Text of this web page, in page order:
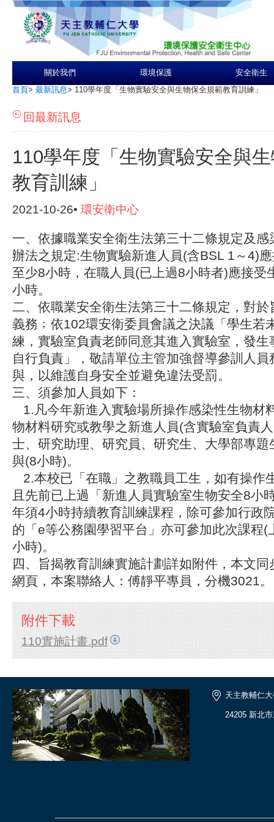
關於我們 環境保護 安全衛生
首頁> 最新訊息> 110學年度「生物實驗安全與生物保全規範教育訓練」
回最新訊息
110學年度「生物實驗安全與
教育訓練」
2021-10-26• 環安衛中心
一、依據職業安全衛生法第三十二條規定及
辦法之規定:生物實驗新進人員(含BSL 1～4)
至少8小時，在職人員(已上過8小時者)應接受
小時。
二、依職業安全衛生法第三十二條規定，對於
義務﹔依102環安衛委員會議之決議「學生若
練，實驗室負責老師同意其進入實驗室，發生
自行負責」，敬請單位主管加強督導參訓人
與，以維護自身安全並避免違法受罰。
三、須參加人員如下：
1.凡今年新進入實驗場所操作感染性生物材
物材料研究或教學之新進人員(含實驗室負責
士、研究助理、研究員、研究生、大學部專題
與(8小時)。
2.本校已「在職」之教職員工生，如有操作
且先前已上過「新進人員實驗室生物安全8小
年須4小時持續教育訓練課程，除可參加行政
的「e等公務園學習平台」亦可參加此次課程(
小時)。
四、旨揭教育訓練實施計劃詳如附件，本文
網頁，本案聯絡人：傅靜平專員，分機3021
附件下載
110實施計畫.pdf
天主教輔仁
24205 新北